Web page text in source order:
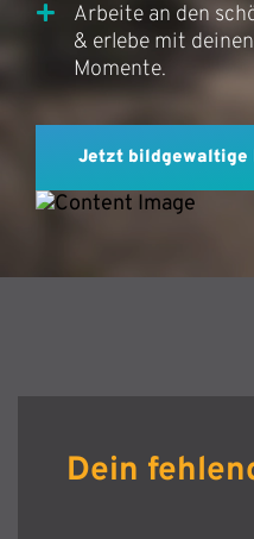
Arbeite an den
& erlebe mit
Momente.
Jetzt bildgewaltige
Dein